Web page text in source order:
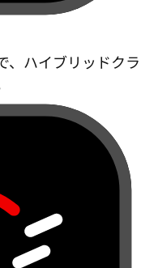
、ハイブリッドクラ